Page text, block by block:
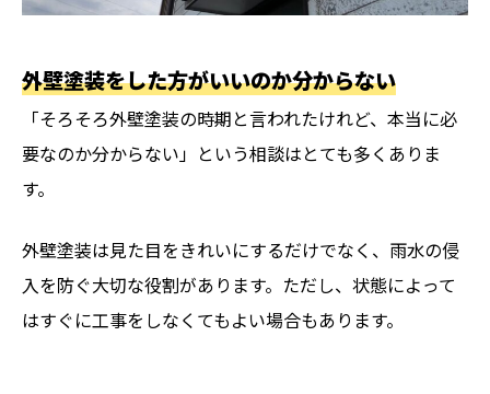
外壁塗装をした方がいいのか分からない
「そろそろ外壁塗装の時期と言われたけれど、本当に必
要なのか分からない」という相談はとても多くありま
す。
外壁塗装は見た目をきれいにするだけでなく、雨水の侵
入を防ぐ大切な役割があります。ただし、状態によって
はすぐに工事をしなくてもよい場合もあります。